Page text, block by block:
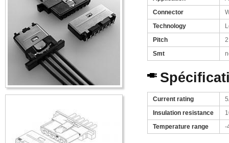
Connector
Technology
Pitch
Smt
Current rating
Insulation resistance
Temperature range
-